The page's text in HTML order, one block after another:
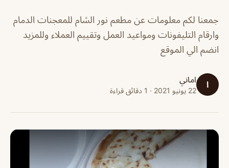
جمعنا لكم معلومات عن مطعم نور الشام للمعجنات الدمام
وارقام التليفونات ومواعيد العمل وتقييم العملاء وللمزيد
انضم الي الموقع
ا اماني
22 يونيو 2021 · 1 دقائق قراءة